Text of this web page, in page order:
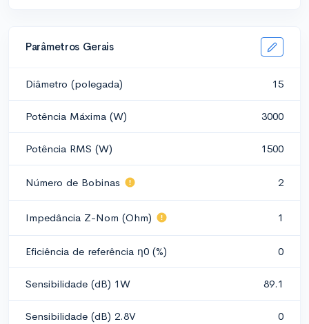
Parâmetros Gerais
Diâmetro (polegada) 15
Potência Máxima (W) 3000
Potência RMS (W) 1500
Número de Bobinas 2
Impedância Z-Nom (Ohm) 1
Eficiência de referência η0 (%) 0
Sensibilidade (dB) 1W 89.1
Sensibilidade (dB) 2.8V 0